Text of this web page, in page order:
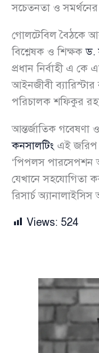
সচেতনতা ও সমর্থনের
গোলটেবিল বৈঠকে
বিশ্লেষক ও শিক্ষকড.
প্রধান নির্বাহী এ
আইনজীবী ব্যারিস্টার
পরিচালক শফিকুর
আন্তর্জাতিক গবেষণা
কনসালটিং এই জরিপ
‘পিপলস পারসেপশন
যেখানে সহযোগিতা
রিসার্চ
Views: 524